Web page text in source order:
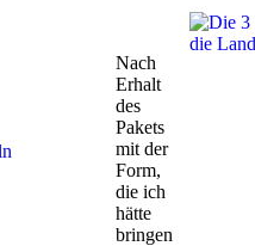
Nach
Erhalt
des
Pakets
mit der
Form,
die ich
hätte
bringen